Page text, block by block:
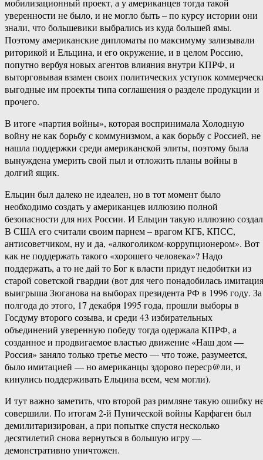
мобилизационный проект, а у американцев тогда такой
уверенности не было, и не могло быть – по курсу истории они
знали, что большевики выбрались из куда большей ямы.
Поэтому американские дипломаты по максимуму зализывали
риторикой и Ельцина, и его окружение, и в целом Россию,
попутно вербуя новых агентов влияния внутри КПРФ, и
выторговывая взамен своих политических уступок
выгодные им проекты типа соглашения о разделе продукции и
прочего.
В итоге «партия войны», которая воспринимала Холодную
войну не как борьбу с коммунизмом, а как борьбу с Россией, не
нашла поддержки среди американской элиты, поэтому была
вынуждена умерить свой пыл и отложить планы войны в
долгий ящик.
Ельцин был далеко не идеален, но в тот момент было
необходимо создать у американцев иллюзию полной
безопасности для них России. И Ельцин такую иллюзию
В США его считали своим парнем – врагом КГБ, КПСС,
антисоветчиком, ну и да, «алкоголиком-коррупционером». Вот
как не поддержать такого «хорошего человека»? Надо
поддержать, а то не дай то Бог к власти придут недобитки из
старой советской гвардии (вот для чего понадобилась имитация
выигрыша Зюганова на выборах президента РФ в 1996 году. За
полгода до этого, 17 декабря 1995 года, прошли выборы в
Госдуму второго созыва, и среди 43 избирательных
объединений уверенную победу тогда одержала КПРФ, а
созданное и продвигаемое властью движение «Наш дом —
Россия» заняло только третье место — что тоже, разумеется,
было имитацией — но американцы здорово переср@ли, и
кинулись поддерживать Ельцина всем, чем могли).
И тут важно заметить, что второй раз римляне такую ошибку
совершили. По итогам 2-й Пунической войны Карфаген был
демилитаризирован, а при попытке спустя несколько
десятилетий снова вернуться в большую игру —
демонстративно уничтожен.